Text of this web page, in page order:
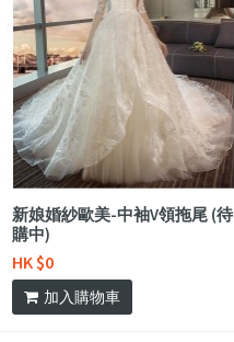
新娘婚紗歐美-中袖V領拖尾 (待
購中)
HK $0
加入購物車